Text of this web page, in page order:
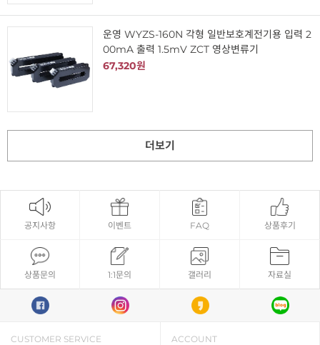
운영 WYZS-160N 각형 일반보호계전기용 입력 2
00mA 출력 1.5mV ZCT 영상변류기
67,320원
더보기
공지사항 이벤트 FAQ 상품후기
상품문의 1:1문의 갤러리 자료실
CUSTOMER SERVICE
ACCOUNT